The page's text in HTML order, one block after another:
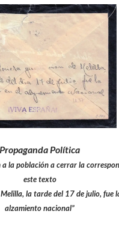
Propaganda Política
la población a cerrar la
este texto
la tarde del 17 de julio, fue
alzamiento nacional”